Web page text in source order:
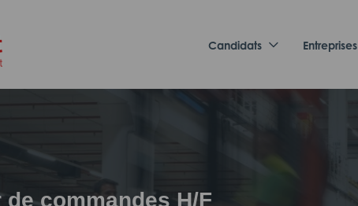
Candidats Entreprises
de commandes H/F